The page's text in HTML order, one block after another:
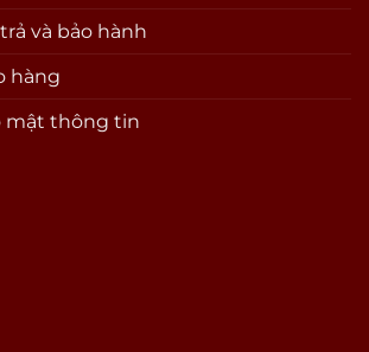
và bảo hành
hàng
mật thông tin